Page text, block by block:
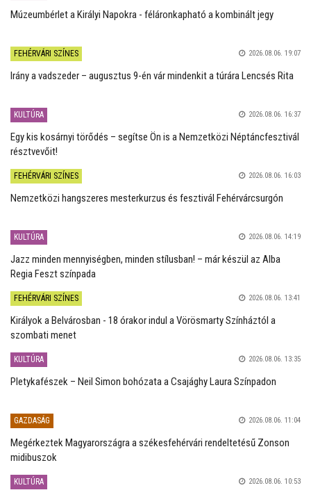
Múzeumbérlet a Királyi Napokra - féláronkapható a kombinált jegy
FEHÉRVÁRI SZÍNES 2026.08.06. 19:07
Irány a vadszeder – augusztus 9-én vár mindenkit a túrára Lencsés Rita
KULTÚRA 2026.08.06. 16:37
Egy kis kosárnyi törődés – segítse Ön is a Nemzetközi Néptáncfesztivál
résztvevőit!
FEHÉRVÁRI SZÍNES 2026.08.06. 16:03
Nemzetközi hangszeres mesterkurzus és fesztivál Fehérvárcsurgón
KULTÚRA 2026.08.06. 14:19
Jazz minden mennyiségben, minden stílusban! – már készül az Alba
Regia Feszt színpada
FEHÉRVÁRI SZÍNES 2026.08.06. 13:41
Királyok a Belvárosban - 18 órakor indul a Vörösmarty Színháztól a
szombati menet
KULTÚRA 2026.08.06. 13:35
Pletykafészek – Neil Simon bohózata a Csajághy Laura Színpadon
GAZDASÁG 2026.08.06. 11:04
Megérkeztek Magyarországra a székesfehérvári rendeltetésű Zonson
midibuszok
KULTÚRA 2026.08.06. 10:53